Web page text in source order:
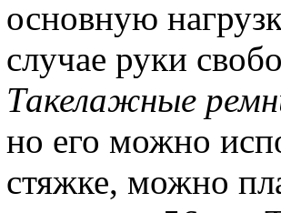
основную
случае руки
Такелажные
но его можно
стяжке, можно